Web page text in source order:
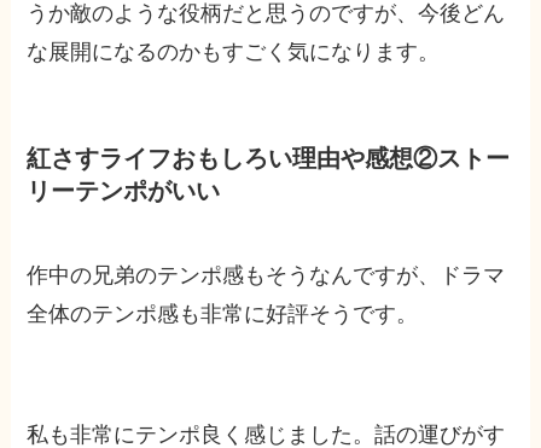
うか敵のような役柄だと思うのですが、今後どん
な展開になるのかもすごく気になります。
紅さすライフおもしろい理由や感想②ストー
リーテンポがいい
作中の兄弟のテンポ感もそうなんですが、ドラマ
全体のテンポ感も非常に好評そうです。
私も非常にテンポ良く感じました。話の運びがす